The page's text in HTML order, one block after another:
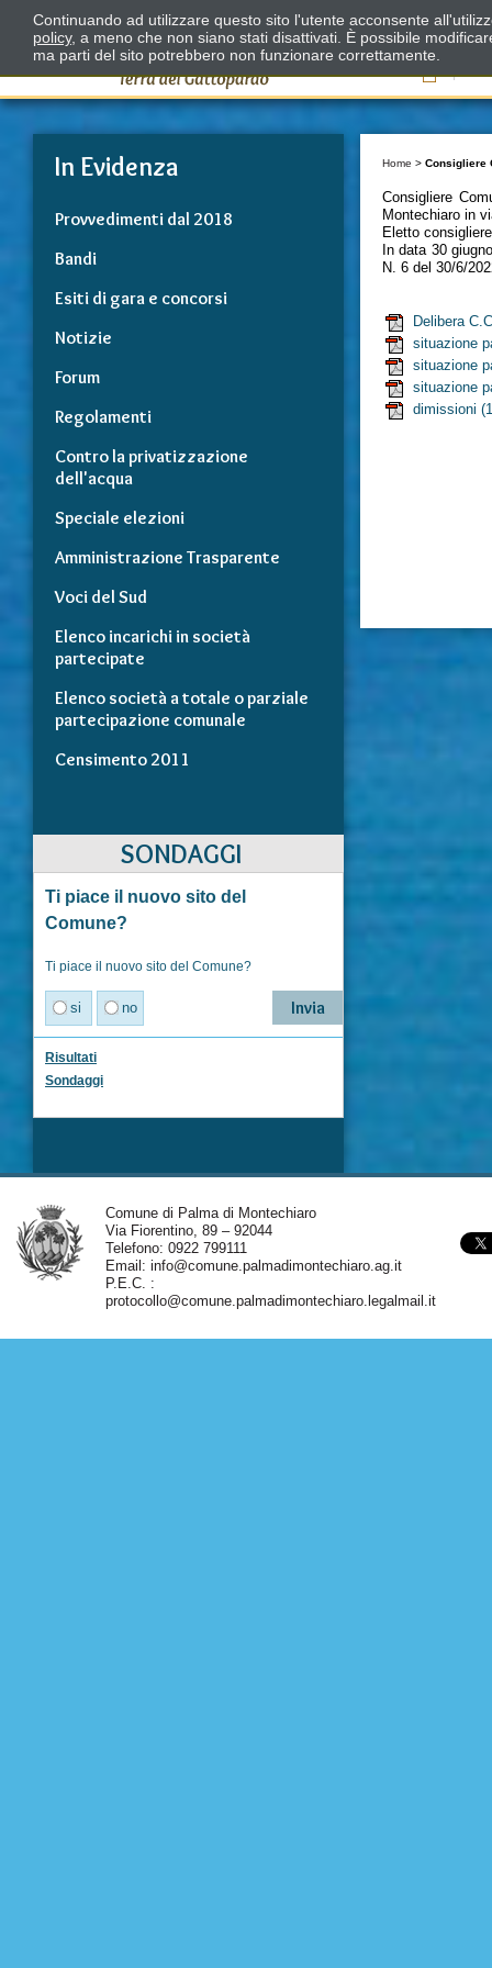
Il
In Evidenza
Provvedimenti dal 2018
Bandi
Esiti di gara e concorsi
Notizie
Forum
Regolamenti
Contro la privatizzazione
dell'acqua
Speciale elezioni
Amministrazione Trasparente
Voci del Sud
Elenco incarichi in società
partecipate
Elenco società a totale o parziale
partecipazione comunale
Censimento 2011
SONDAGGI
Ti piace il nuovo sito del
Comune?
Ti piace il nuovo sito del Comune?
si no
Risultati
Sondaggi
Home >Consigliere
Consigliere
Montechiaro in
Eletto
In data 30
N. 6 del 30/6/
Delibera
situazione
situazione
situazione
dimissioni
Comune di Palma di Montechiaro
Via Fiorentino, 89 – 92044
Telefono: 0922 799111
Email: info@comune.palmadimontechiaro.ag.it
P.E.C. :
protocollo@comune.palmadimontechiaro.legalmail.it
Continuando ad utilizzare questo sito l'utente acconsente
policy, a meno che non siano stati disattivati. È possibile
ma parti del sito potrebbero non funzionare correttamente.